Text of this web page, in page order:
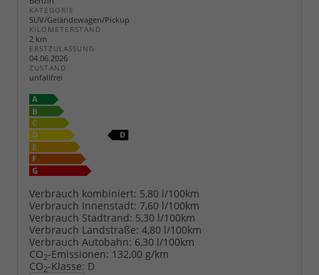
KATEGORIE
SUV/Geländewagen/Pickup
KILOMETERSTAND
2 km
ERSTZULASSUNG
04.06.2026
ZUSTAND
unfallfrei
Verbrauch kombiniert: 5,80 l/100km
Verbrauch Innenstadt: 7,60 l/100km
Verbrauch Stadtrand: 5,30 l/100km
Verbrauch Landstraße: 4,80 l/100km
Verbrauch Autobahn: 6,30 l/100km
CO2-Emissionen: 132,00 g/km
CO2-Klasse: D